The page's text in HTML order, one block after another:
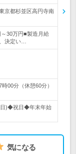
京都杉並区高円寺南
30万円■製造月給
決定い…
00分（休憩60分）
)◆祝日◆年末年始
気になる